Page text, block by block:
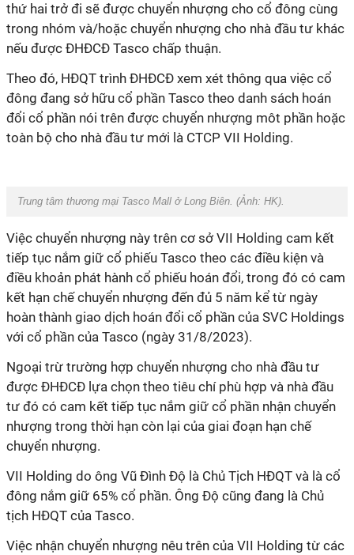
thứ hai trở đi sẽ được chuyển nhượng cho cổ đông cùng
trong nhóm và/hoặc chuyển nhượng cho nhà đầu tư khác
nếu được ĐHĐCĐ Tasco chấp thuận.
Theo đó, HĐQT trình ĐHĐCĐ xem xét thông qua việc cổ
đông đang sở hữu cổ phần Tasco theo danh sách hoán
đổi cổ phần nói trên được chuyển nhượng môt phần hoặc
toàn bộ cho nhà đầu tư mới là CTCP VII Holding.
Trung tâm thương mại Tasco Mall ở Long Biên. (Ảnh: HK).
Việc chuyển nhượng này trên cơ sở VII Holding cam kết
tiếp tục nắm giữ cổ phiếu Tasco theo các điều kiện và
điều khoản phát hành cổ phiếu hoán đổi, trong đó có cam
kết hạn chế chuyển nhượng đến đủ 5 năm kể từ ngày
hoàn thành giao dịch hoán đổi cổ phần của SVC Holdings
với cổ phần của Tasco (ngày 31/8/2023).
Ngoại trừ trường hợp chuyển nhượng cho nhà đầu tư
được ĐHĐCĐ lựa chọn theo tiêu chí phù hợp và nhà đầu
tư đó có cam kết tiếp tục nắm giữ cổ phần nhận chuyển
nhượng trong thời hạn còn lại của giai đoạn hạn chế
chuyển nhượng.
VII Holding do ông Vũ Đình Độ là Chủ Tịch HĐQT và là cổ
đông nắm giữ 65% cổ phần. Ông Độ cũng đang là Chủ
tịch HĐQT của Tasco.
Việc nhận chuyển nhượng nêu trên của VII Holding từ các